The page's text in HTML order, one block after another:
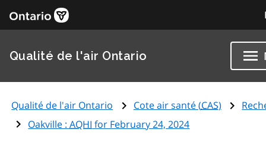
Qualité de l'air Ontario
Qualité de l'air Ontario Cote air santé (CAS)
Oakville :AQHI for February 24, 2024